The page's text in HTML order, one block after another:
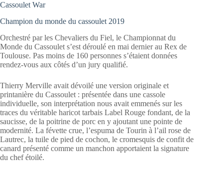
Cassoulet War
Champion du monde du cassoulet 2019
Orchestré par les Chevaliers du Fiel, le Championnat du
Monde du Cassoulet s’est déroulé en mai dernier au Rex de
Toulouse. Pas moins de 160 personnes s’étaient données
rendez-vous aux côtés d’un jury qualifié.
Thierry Merville avait dévoilé une version originale et
printanière du Cassoulet : présentée dans une cassole
individuelle, son interprétation nous avait emmenés sur les
traces du véritable haricot tarbais Label Rouge fondant, de la
saucisse, de la poitrine de porc en y ajoutant une pointe de
modernité. La févette crue, l’espuma de Tourin à l’ail rose de
Lautrec, la tuile de pied de cochon, le cromesquis de confit de
canard présenté comme un manchon apportaient la signature
du chef étoilé.